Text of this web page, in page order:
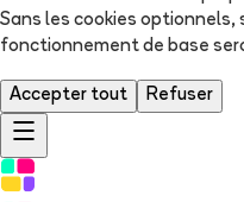
Sans les cookies optionnels,
fonctionnement de base
Accepter tout Refuser